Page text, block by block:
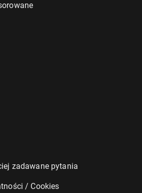
zadawane pytania
/ Cookies